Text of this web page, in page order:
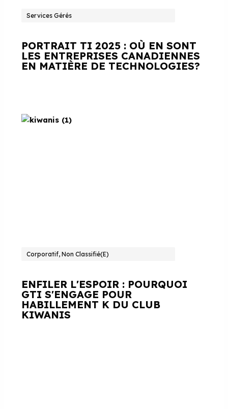
Services Gérés
PORTRAIT TI 2025 : OÙ EN SONT
LES ENTREPRISES CANADIENNES
EN MATIÈRE DE TECHNOLOGIES?
Corporatif, Non Classifié(e)
ENFILER L'ESPOIR : POURQUOI
GTI S'ENGAGE POUR
HABILLEMENT K DU CLUB
KIWANIS